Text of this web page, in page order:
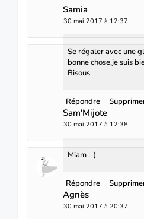
Samia
30 mai 2017 à 12:37
Se régaler avec une
bonne chose.je suis
Bisous
Répondre
Sam'Mijote
30 mai 2017 à 12:38
Miam :-)
Répondre
Agnès
30 mai 2017 à 20:37